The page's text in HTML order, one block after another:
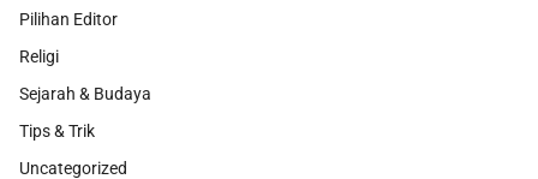
Pilihan Editor
Religi
Sejarah & Budaya
Tips & Trik
Uncategorized